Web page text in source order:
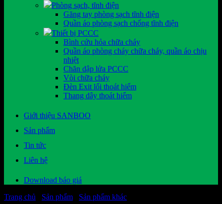
Phòng sạch, tĩnh điện
Găng tay phòng sạch tĩnh điện
Quần áo phòng sạch chống tĩnh điện
Thiết bị PCCC
Bình cứu hỏa chữa cháy
Quần áo phòng cháy chữa cháy, quần áo chịu
nhiệt
Chăn dập lửa PCCC
Vòi chữa cháy
Đèn Exit lối thoát hiểm
Thang dây thoát hiểm
Giới thiệu SANBOO
Sản phẩm
Tin tức
Liên hệ
Download báo giá
Trang chủ
Sản phẩm Sản phẩm khác